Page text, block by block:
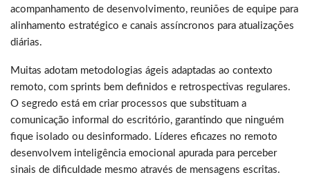
acompanhamento de desenvolvimento, reuniões de equipe para
alinhamento estratégico e canais assíncronos para atualizações
diárias.
Muitas adotam metodologias ágeis adaptadas ao contexto
remoto, com sprints bem definidos e retrospectivas regulares.
O segredo está em criar processos que substituam a
comunicação informal do escritório, garantindo que ninguém
fique isolado ou desinformado. Líderes eficazes no remoto
desenvolvem inteligência emocional apurada para perceber
sinais de dificuldade mesmo através de mensagens escritas.